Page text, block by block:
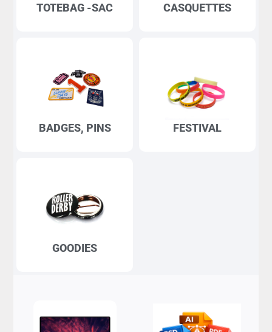
TOTEBAG -SAC CASQUETTES
BADGES, PINS FESTIVAL
GOODIES